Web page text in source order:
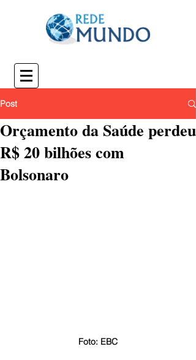
Post
Orçamento da Saúde perdeu
R$ 20 bilhões com
Bolsonaro
Foto: EBC